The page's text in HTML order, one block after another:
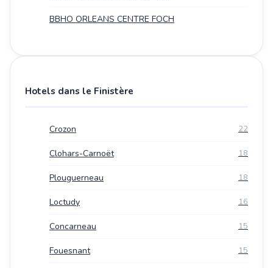
BBHO ORLEANS CENTRE FOCH
Hotels dans le Finistère
Crozon 22
Clohars-Carnoët 18
Plouguerneau 18
Loctudy 16
Concarneau 15
Fouesnant 15